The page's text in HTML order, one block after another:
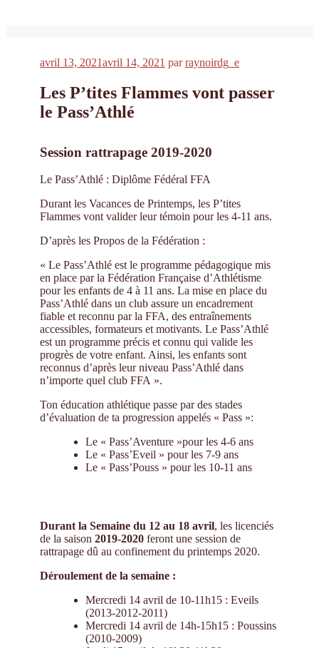
Publié
avril 13, 2021avril 14, 2021 parraynoirdg_e
Les P’tites Flammes vont passer
le Pass’Athlé
Session rattrapage 2019-2020
Le Pass’Athlé : Diplôme Fédéral FFA
Durant les Vacances de Printemps, les P’tites
Flammes vont valider leur témoin pour les 4-11 ans.
D’après les Propos de la Fédération :
« Le Pass’Athlé est le programme pédagogique mis
en place par la Fédération Française d’Athlétisme
pour les enfants de 4 à 11 ans. La mise en place du
Pass’Athlé dans un club assure un encadrement
fiable et reconnu par la FFA, des entraînements
accessibles, formateurs et motivants. Le Pass’Athlé
est un programme précis et connu qui valide les
progrès de votre enfant. Ainsi, les enfants sont
reconnus d’après leur niveau Pass’Athlé dans
n’importe quel club FFA ».
Ton éducation athlétique passe par des stades
d’évaluation de ta progression appelés « Pass »:
Le « Pass’Aventure »pour les 4-6 ans
Le « Pass’Eveil » pour les 7-9 ans
Le « Pass’Pouss » pour les 10-11 ans
Durant la Semaine du 12 au 18 avril, les licenciés
de la saison 2019-2020 feront une session de
rattrapage dû au confinement du printemps 2020.
Déroulement de la semaine :
Mercredi 14 avril de 10-11h15 : Eveils
(2013-2012-2011)
Mercredi 14 avril de 14h-15h15 : Poussins
(2010-2009)